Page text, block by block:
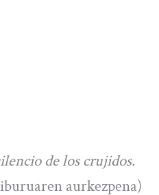
de los crujidos.
aurkezpena)